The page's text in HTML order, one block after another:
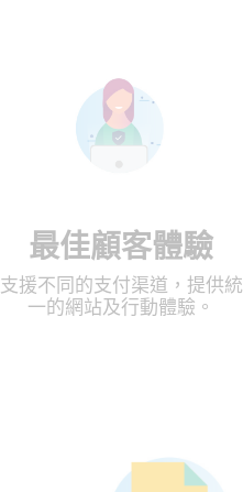
最佳顧客體驗
支援不同的支付渠道，提供統
一的網站及行動體驗。